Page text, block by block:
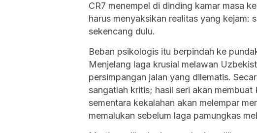
CR7 menempel di dinding kamar masa
harus menyaksikan realitas yang kejam:
sekencang dulu.
Beban psikologis itu berpindah ke
Menjelang laga krusial melawan
persimpangan jalan yang dilematis.
sangatlah kritis; hasil seri akan
sementara kekalahan akan melempar
memalukan sebelum laga pamungkas